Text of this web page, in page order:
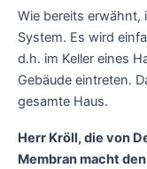
Wie bereits erwähnt,
System. Es wird
d.h. im Keller eines
Gebäude eintreten.
gesamte Haus.
Herr Kröll, die von
Membran macht